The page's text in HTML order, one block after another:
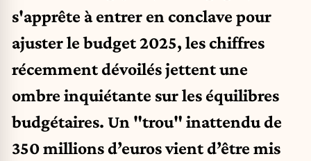
s'apprête à entrer en conclave pour
ajuster le budget 2025, les chiffres
récemment dévoilés jettent une
ombre inquiétante sur les équilibres
budgétaires. Un "trou" inattendu de
350 millions d’euros vient d’être mis